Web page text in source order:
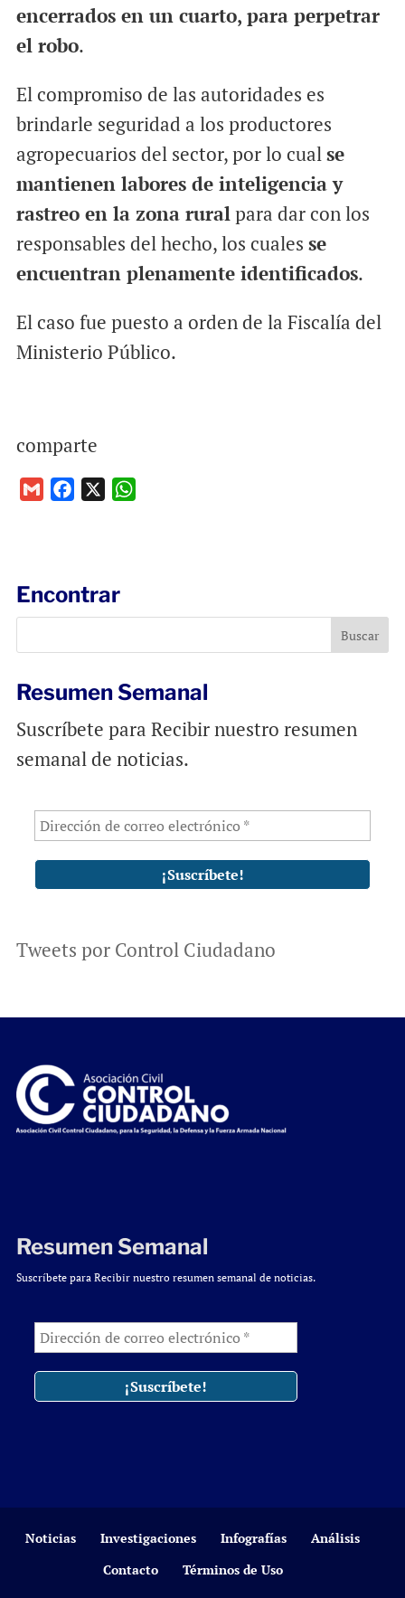
encerrados en un cuarto, para perpetrar
el robo.
El compromiso de las autoridades es
brindarle seguridad a los productores
agropecuarios del sector, por lo cualse
mantienen labores de inteligencia y
rastreo en la zona ruralpara dar con los
responsables del hecho, los cuales se
encuentran plenamente identificados.
El caso fue puesto a orden de la Fiscalía del
Ministerio Público.
comparte
o
k
p
Encontrar
Resumen Semanal
Suscríbete para Recibir nuestro resumen
semanal de noticias.
Tweets por Control Ciudadano
Resumen Semanal
Suscríbete para Recibir nuestro resumen semanal de noticias.
Noticias Investigaciones Infografías
Análisis
Contacto
Términos de Uso